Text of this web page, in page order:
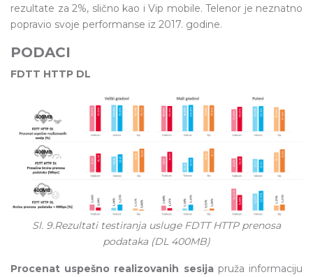
rezultate za 2%, slično kao i Vip mobile. Telenor je neznatno
popravio svoje performanse iz 2017. godine.
PODACI
FDTT HTTP DL
Sl. 9.Rezultati testiranja usluge FDTT HTTP prenosa
podataka (DL 400MB)
Procenat uspešno realizovanih sesija pruža informaciju